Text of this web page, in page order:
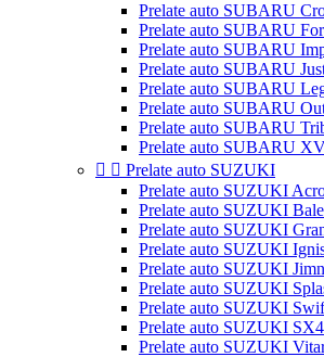
Prelate auto SUBARU
Prelate auto SUBARU
Prelate auto SUBARU
Prelate auto SUBARU
Prelate auto SUBARU
Prelate auto SUBARU
Prelate auto SUBARU
Prelate auto SUBARU
  Prelate auto SUZUKI
Prelate auto SUZUKI
Prelate auto SUZUKI
Prelate auto SUZUKI
Prelate auto SUZUKI
Prelate auto SUZUKI
Prelate auto SUZUKI
Prelate auto SUZUKI
Prelate auto SUZUKI SX4
Prelate auto SUZUKI